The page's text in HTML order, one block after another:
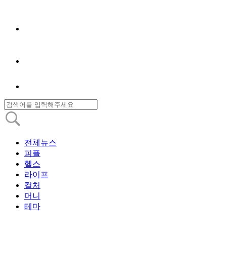
전체뉴스
피플
헬스
라이프
컬처
머니
테마